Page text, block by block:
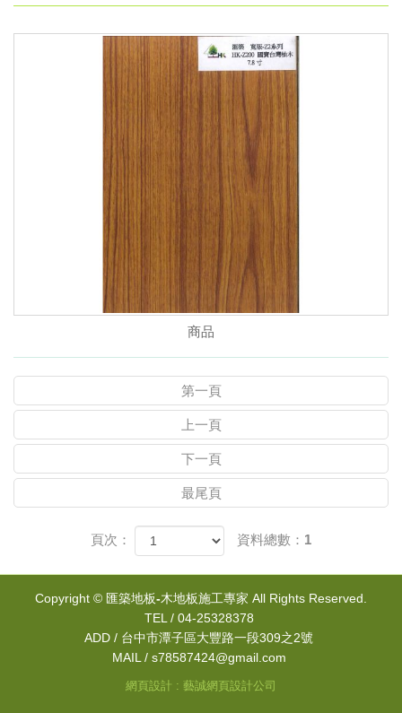
商品
第一頁
上一頁
下一頁
最尾頁
頁次： 資料總數：1
Copyright © 匯築地板-木地板施工專家 All Rights Reserved.
TEL / 04-25328378
ADD / 台中市潭子區大豐路一段309之2號
MAIL / s78587424@gmail.com
網頁設計 : 藝誠網頁設計公司